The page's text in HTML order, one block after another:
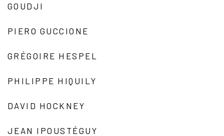
GOUDJI
PIERO GUCCIONE
GRÉGOIRE HESPEL
PHILIPPE HIQUILY
DAVID HOCKNEY
JEAN IPOUSTÉGUY